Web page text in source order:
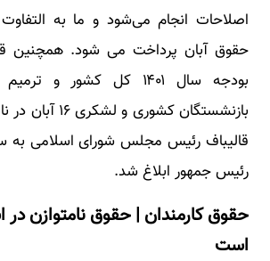
اصلاحات انجام می‌شود و ما به
حقوق آبان پرداخت می شود. همچنین
بودجه سال ۱۴۰۱ کل کشور
بازنشستگان
قالیباف رئیس مجلس شورای اسلامی به
رئیس جمهور ابلاغ شد.
حقوق کارمندان | حقوق نامتوازن
است